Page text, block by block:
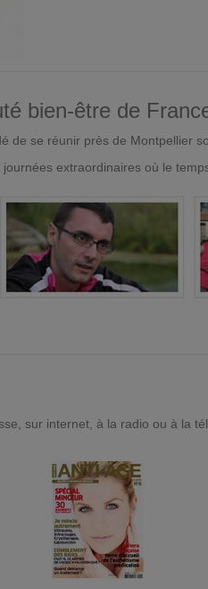
bien-être de
de se réunir près de Montpellier
extraordinaires où le
sur internet, à la radio ou à la